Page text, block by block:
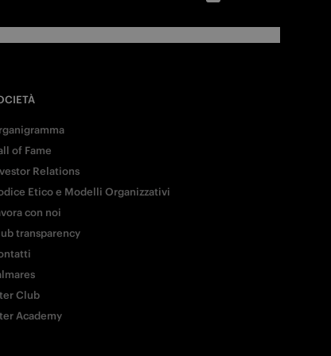
of Fame
Relations
Etico e Modelli Organizzativi
con noi
transparency
Club
Academy